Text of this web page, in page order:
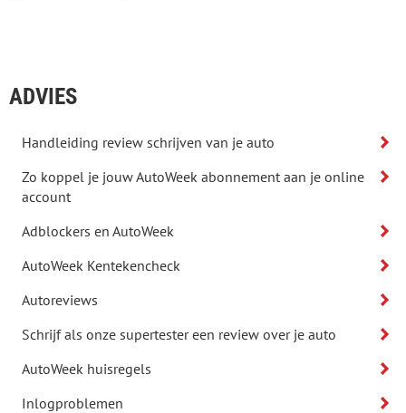
ADVIES
Handleiding review schrijven van je auto
Zo koppel je jouw AutoWeek abonnement aan je online
account
Adblockers en AutoWeek
AutoWeek Kentekencheck
Autoreviews
Schrijf als onze supertester een review over je auto
AutoWeek huisregels
Inlogproblemen